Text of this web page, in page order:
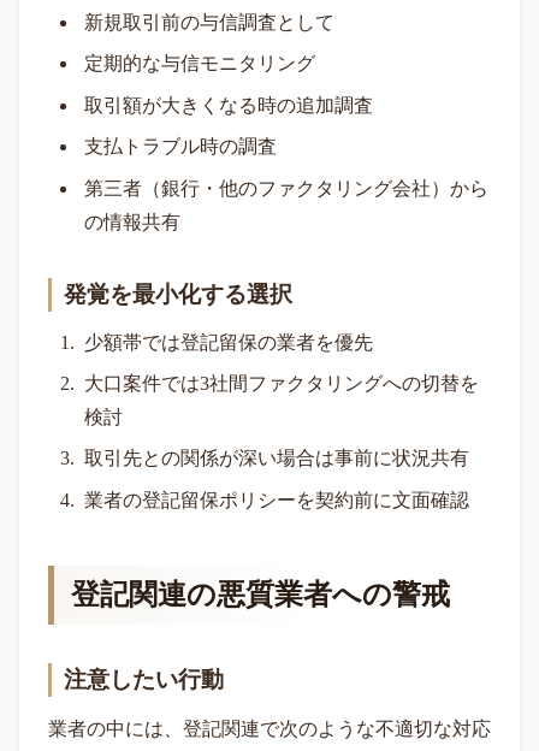
新規取引前の与信調査として
定期的な与信モニタリング
取引額が大きくなる時の追加調査
支払トラブル時の調査
第三者（銀行・他のファクタリング会社）から
の情報共有
発覚を最小化する選択
少額帯では登記留保の業者を優先
大口案件では3社間ファクタリングへの切替を
検討
取引先との関係が深い場合は事前に状況共有
業者の登記留保ポリシーを契約前に文面確認
登記関連の悪質業者への警戒
注意したい行動
業者の中には、登記関連で次のような不適切な対応